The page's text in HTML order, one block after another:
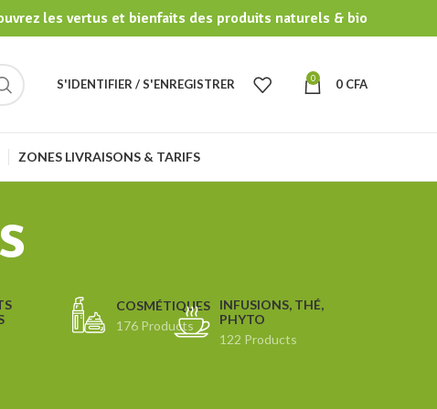
les vertus et bienfaits des produits naturels & bio
S'IDENTIFIER / S'ENREGISTRER 0 0 CFA
ZONES LIVRAISONS & TARIFS
COSMÉTIQUES
176 Products
INFUSIONS, THÉ,
PHYTO
122 Products